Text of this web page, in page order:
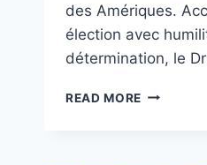
des Amériques.
élection avec
détermination, le
READ MORE